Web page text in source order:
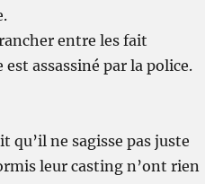
entre les fait
assassiné par la police.
qu’il ne sagisse pas juste
leur casting n’ont rien